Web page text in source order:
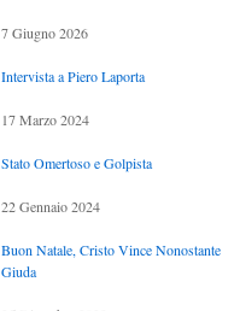
7 Giugno 2026
Intervista a Piero Laporta
17 Marzo 2024
Stato Omertoso e Golpista
22 Gennaio 2024
Buon Natale, Cristo Vince Nonostante
Giuda